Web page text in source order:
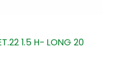
1.5 H- LONG 20